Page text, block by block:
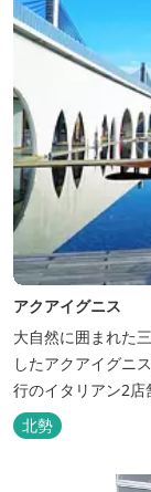
アクアイグニス
大自然に囲まれた
したアクアイグニ
行のイタリアン2
泉・宿泊棟・離れ
と『食』が集結しております。 【『癒
掛け流し「片岡温
北勢